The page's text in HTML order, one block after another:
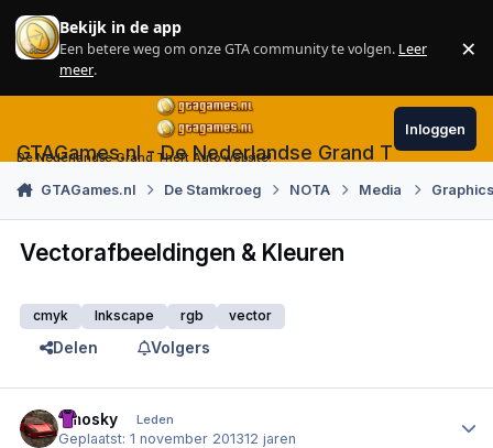
Skip to content
Bekijk in de app
Een betere weg om onze GTA community te volgen. Leer
meer.
×
GTAGames.nl - De Nederlandse Grand Theft Auto
De Nederlandse Grand Theft Auto website!
Inloggen
GTAGames.nl De Stamkroeg NOTA Media
Vectorafbeeldingen & Kleuren
cmyk Inkscape rgb vector
Delen Volgers
Ymosky Leden
Geplaatst:1 november 201312 jaren